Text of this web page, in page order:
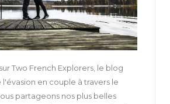
Two French Explorers, le blog
en couple à travers le
partageons nos plus belles